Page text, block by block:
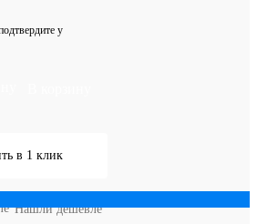
у
в 1 клик
Нашли дешевле